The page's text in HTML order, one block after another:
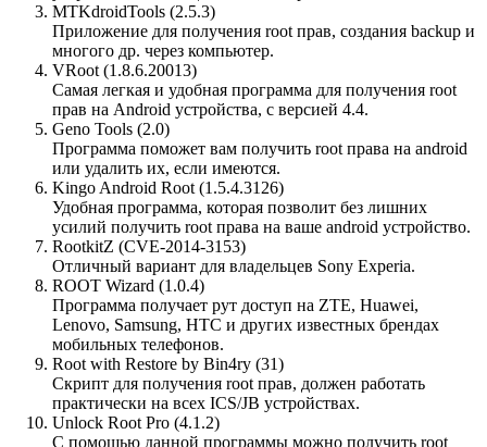
MTKdroidTools (2.5.3)
Приложение для получения root прав, создания backup и
многого др. через компьютер.
VRoot (1.8.6.20013)
Самая легкая и удобная программа для получения root
прав на Android устройства, с версией 4.4.
Geno Tools (2.0)
Программа поможет вам получить root права на android
или удалить их, если имеются.
Kingo Android Root (1.5.4.3126)
Удобная программа, которая позволит без лишних
усилий получить root права на ваше android устройство.
RootkitZ (CVE-2014-3153)
Отличный вариант для владельцев Sony Experia.
ROOT Wizard (1.0.4)
Программа получает рут доступ на ZTE, Huawei,
Lenovo, Samsung, HTC и других известных брендах
мобильных телефонов.
Root with Restore by Bin4ry (31)
Скрипт для получения root прав, должен работать
практически на всех ICS/JB устройствах.
Unlock Root Pro (4.1.2)
С помощью данной программы можно получить root